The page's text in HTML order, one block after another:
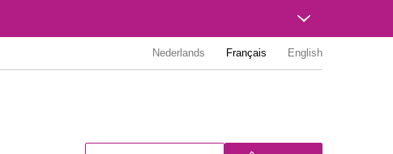
Nederlands Français English